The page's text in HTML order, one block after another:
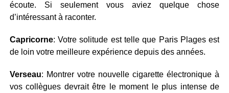
écoute. Si seulement vous aviez quelque chose
d’intéressant à raconter.
Capricorne: Votre solitude est telle que Paris Plages est
de loin votre meilleure expérience depuis des années.
Verseau: Montrer votre nouvelle cigarette électronique à
vos collègues devrait être le moment le plus intense de